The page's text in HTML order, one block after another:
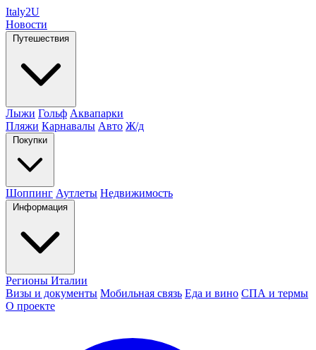
Italy2U
Новости
Путешествия
Лыжи Гольф Аквапарки
Пляжи Карнавалы Авто Ж/д
Покупки
Шоппинг Аутлеты Недвижимость
Информация
Регионы Италии
Визы и документы Мобильная связь Еда и вино СПА и термы
О проекте